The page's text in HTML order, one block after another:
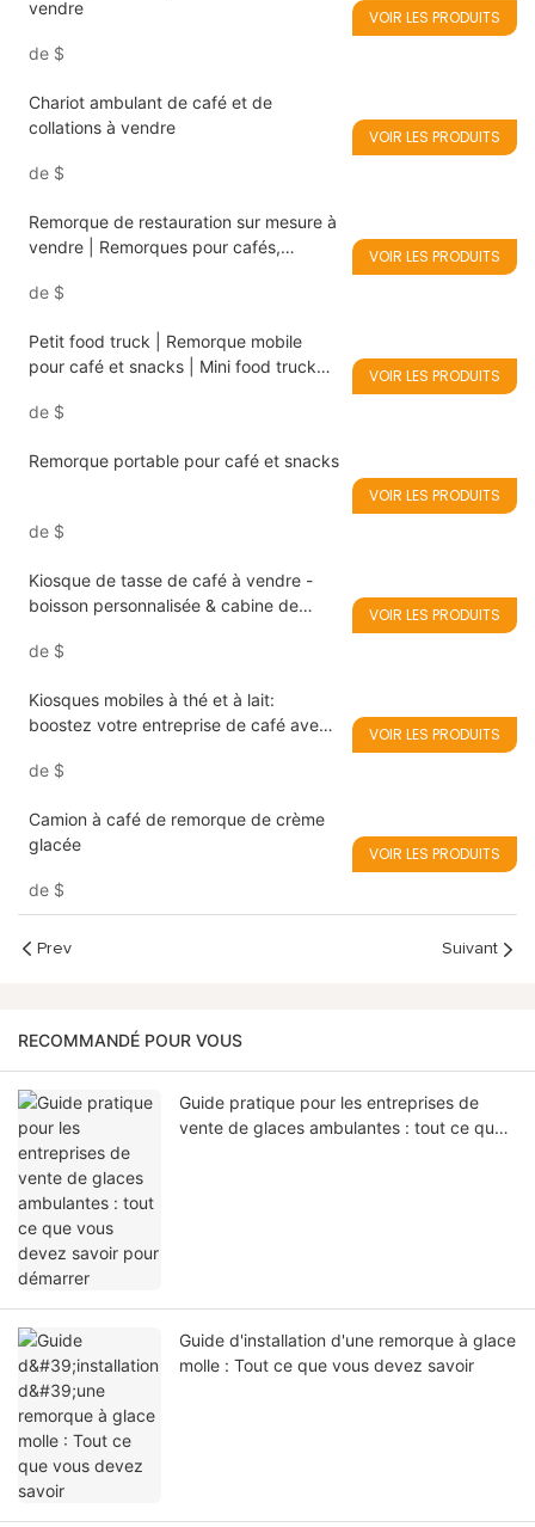
vendre
de $
VOIR LES PRODUITS
Chariot ambulant de café et de
collations à vendre
de $
VOIR LES PRODUITS
Remorque de restauration sur mesure à
vendre | Remorques pour cafés,
de $
VOIR LES PRODUITS
Petit food truck | Remorque mobile
pour café et snacks | Mini food truck
de $
VOIR LES PRODUITS
Remorque portable pour café et snacks
de $
VOIR LES PRODUITS
Kiosque de tasse de café à vendre -
boisson personnalisée & cabine de
de $
VOIR LES PRODUITS
Kiosques mobiles à thé et à lait:
boostez votre entreprise de café avec
de $
VOIR LES PRODUITS
Camion à café de remorque de crème
glacée
de $
VOIR LES PRODUITS
Prev Suivant
RECOMMANDÉ POUR VOUS
Guide pratique pour les entreprises de
vente de glaces ambulantes : tout ce que
Guide d'installation d'une remorque à glace
molle : Tout ce que vous devez savoir